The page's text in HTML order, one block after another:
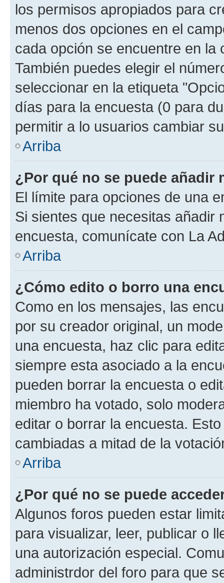
los permisos apropiados para
menos dos opciones en el
cada opción se encuentre en
También puedes elegir el
seleccionar en la etiqueta
días para la encuesta (0 para
permitir a lo usuarios cambiar
Arriba
¿Por qué no se puede añadir
El límite para opciones de una
Si sientes que necesitas añadir
encuesta, comunícate con La
Arriba
¿Cómo edito o borro una
Como en los mensajes, las
por su creador original, un
una encuesta, haz clic para
siempre esta asociado a la
pueden borrar la encuesta o
miembro ha votado, solo
editar o borrar la encuesta.
cambiadas a mitad de la
Arriba
¿Por qué no se puede
Algunos foros pueden estar
para visualizar, leer, publicar o
una autorización especial.
administrdor del foro para que